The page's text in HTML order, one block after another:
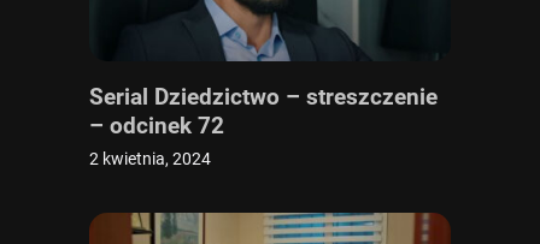
Serial Dziedzictwo – streszczenie
– odcinek 72
2 kwietnia, 2024